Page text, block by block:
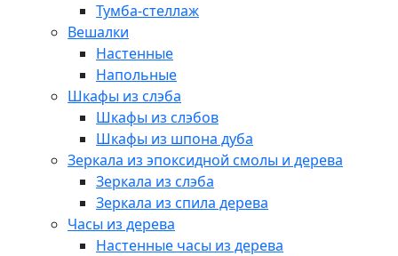
Тумба-стеллаж
Вешалки
Настенные
Напольные
Шкафы из слэба
Шкафы из слэбов
Шкафы из шпона дуба
Зеркала из эпоксидной смолы и дерева
Зеркала из слэба
Зеркала из спила дерева
Часы из дерева
Настенные часы из дерева